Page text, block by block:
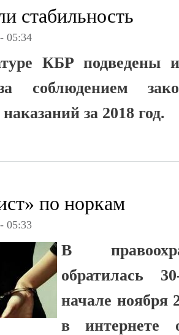
стабильность
05:34
КБР подведены
соблюдением
за 2018 год.
по норкам
05:33
В
обратилась
начале ноября
в интернете